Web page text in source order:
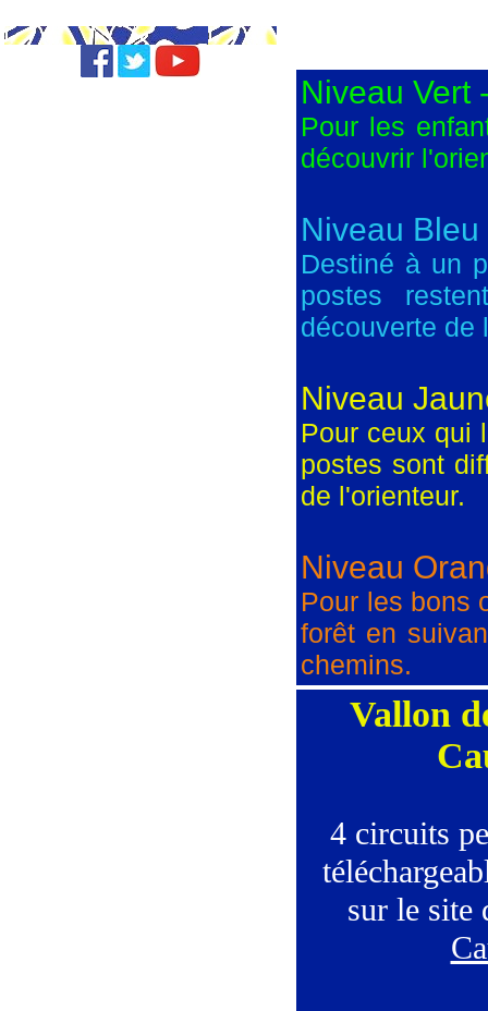
Niveau Vert
Pour les
découvrir
Niveau Bleu
Destiné à un
postes
découverte de
Niveau
Pour ceux qui
postes sont
de l'orienteur.
Niveau
Pour les bons
forêt en
chemins.
Vallon
4 circuits
sur le site